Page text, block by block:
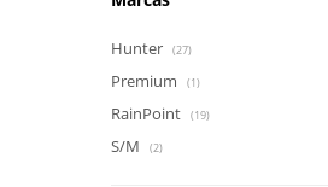
Hunter (27)
Premium (1)
RainPoint (19)
S/M (2)